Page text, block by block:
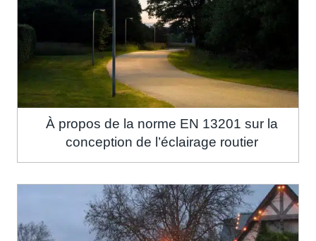
À propos de la norme EN 13201 sur la
conception de l’éclairage routier